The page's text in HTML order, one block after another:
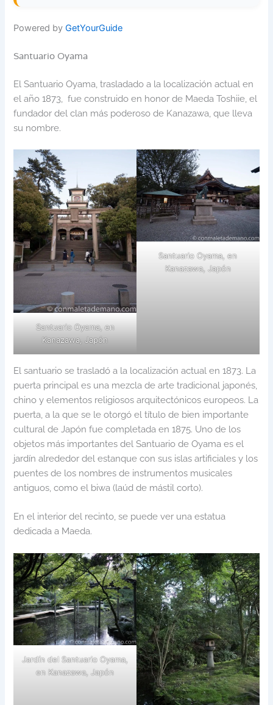
Powered byGetYourGuide
Santuario Oyama
El Santuario Oyama, trasladado a la localización actual en
el año 1873, fue construido en honor de Maeda Toshiie, el
fundador del clan más poderoso de Kanazawa, que lleva
su nombre.
Santuario Oyama, en
Kanazawa, Japón
Santuario Oyama, en
Kanazawa, Japón
El santuario se trasladó a la localización actual en 1873. La
puerta principal es una mezcla de arte tradicional japonés,
chino y elementos religiosos arquitectónicos europeos. La
puerta, a la que se le otorgó el título de bien importante
cultural de Japón fue completada en 1875. Uno de los
objetos más importantes del Santuario de Oyama es el
jardín alrededor del estanque con sus islas artificiales y los
puentes de los nombres de instrumentos musicales
antiguos, como el biwa (laúd de mástil corto).
En el interior del recinto, se puede ver una estatua
dedicada a Maeda.
Jardín del Santuario Oyama,
en Kanazawa, Japón